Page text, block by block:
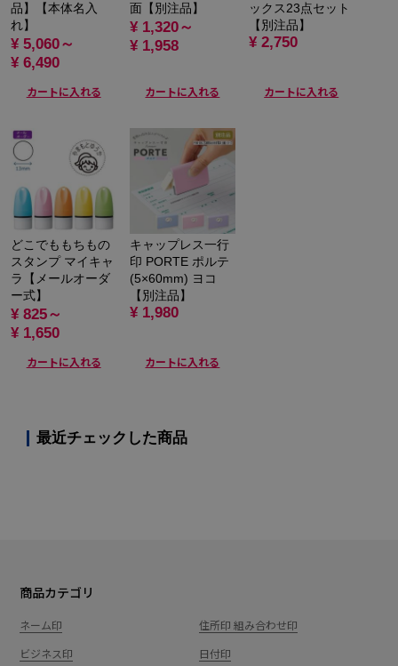
品】【本体名入
れ】
¥ 5,060～
¥ 6,490
カートに入れる
面【別注品】
¥ 1,320～
¥ 1,958
カートに入れる
ックス23点セット
【別注品】
¥ 2,750
カートに入れる
どこでももちもの
スタンプ マイキャ
ラ【メールオーダ
ー式】
¥ 825～
¥ 1,650
カートに入れる
キャップレス一行
印 PORTE ポルテ
(5×60mm) ヨコ
【別注品】
¥ 1,980
カートに入れる
最近チェックした商品
商品カテゴリ
ネーム印
住所印 組み合わせ印
ビジネス印
日付印